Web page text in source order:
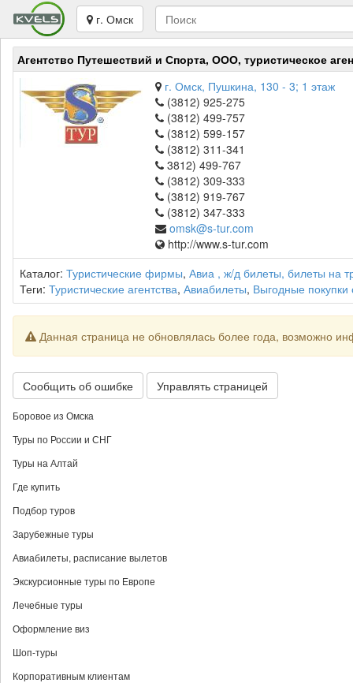
г. Омск
Агентство Путешествий и Спорта, ООО, туристическое
г. Омск, Пушкина, 130 - 3; 1 этаж
(3812) 925-275
(3812) 499-757
(3812) 599-157
(3812) 311-341
3812) 499-767
(3812) 309-333
(3812) 919-767
(3812) 347-333
omsk@s-tur.com
http://www.s-tur.com
Каталог: Туристические фирмы, Авиа , ж/д билеты, билеты на
Теги: Туристические агентства, Авиабилеты, Выгодные
Данная страница не обновлялась более года, возможно
Сообщить об ошибке Управлять страницей
Боровое из Омска
Туры по России и СНГ
Туры на Алтай
Где купить
Подбор туров
Зарубежные туры
Авиабилеты, расписание вылетов
Экскурсионные туры по Европе
Лечебные туры
Оформление виз
Шоп-туры
Корпоративным клиентам